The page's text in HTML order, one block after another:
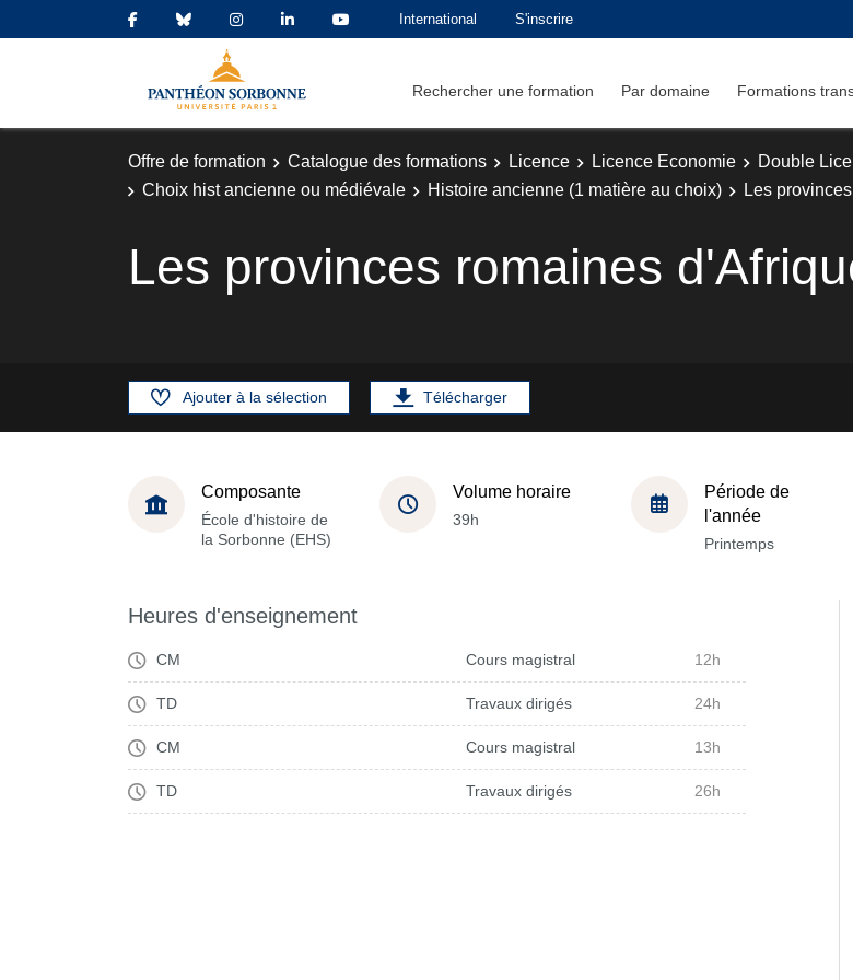
International S'inscrire
Rechercher une formation Par domaine Formations
Offre de formation Catalogue des formations Licence Licence Economie Double
Choix hist ancienne ou médiévale
Histoire ancienne (1 matière au choix) Les
Les provinces romaines
Ajouter à la sélection Télécharger
Composante
École d'histoire de
la Sorbonne (EHS)
Volume horaire
39h
Période de
l'année
Printemps
Heures d'enseignement
CM Cours magistral 12h
TD Travaux dirigés 24h
CM Cours magistral 13h
TD Travaux dirigés 26h